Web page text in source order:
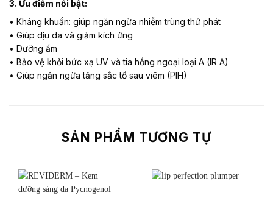
3. Ưu điểm nổi bật:
• Kháng khuẩn: giúp ngăn ngừa nhiễm trùng thứ phát
• Giúp dịu da và giảm kích ứng
• Dưỡng ẩm
• Bảo vệ khỏi bức xạ UV và tia hồng ngoại loại A (IR A)
• Giúp ngăn ngừa tăng sắc tố sau viêm (PIH)
SẢN PHẨM TƯƠNG TỰ